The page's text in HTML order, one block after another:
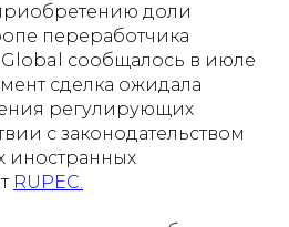
доли
переработчика
Global сообщалось в июле
сделка ожидала
регулирующих
с законодательством
иностранных
RUPEC.